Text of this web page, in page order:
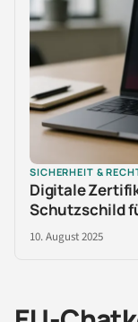
SICHERHEIT &
Digitale
Schutzschild
10. August 2025